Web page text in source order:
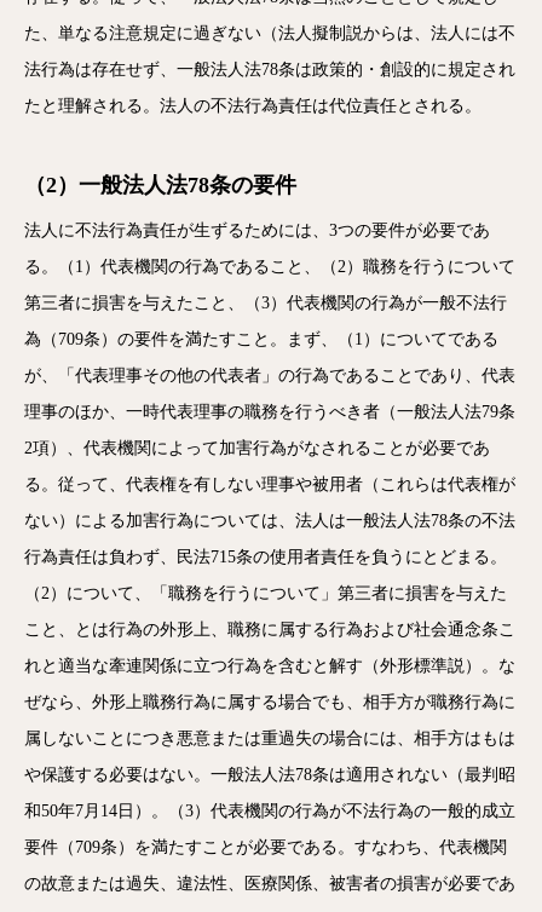
た、単なる注意規定に過ぎない（法人擬制説からは、法人には不
法行為は存在せず、一般法人法78条は政策的・創設的に規定され
たと理解される。法人の不法行為責任は代位責任とされる。
（2）一般法人法78条の要件
法人に不法行為責任が生ずるためには、3つの要件が必要であ
る。（1）代表機関の行為であること、（2）職務を行うについて
第三者に損害を与えたこと、（3）代表機関の行為が一般不法行
為（709条）の要件を満たすこと。まず、（1）についてである
が、「代表理事その他の代表者」の行為であることであり、代表
理事のほか、一時代表理事の職務を行うべき者（一般法人法79条
2項）、代表機関によって加害行為がなされることが必要であ
る。従って、代表権を有しない理事や被用者（これらは代表権が
ない）による加害行為については、法人は一般法人法78条の不法
行為責任は負わず、民法715条の使用者責任を負うにとどまる。
（2）について、「職務を行うについて」第三者に損害を与えた
こと、とは行為の外形上、職務に属する行為および社会通念条こ
れと適当な牽連関係に立つ行為を含むと解す（外形標準説）。な
ぜなら、外形上職務行為に属する場合でも、相手方が職務行為に
属しないことにつき悪意または重過失の場合には、相手方はもは
や保護する必要はない。一般法人法78条は適用されない（最判昭
和50年7月14日）。（3）代表機関の行為が不法行為の一般的成立
要件（709条）を満たすことが必要である。すなわち、代表機関
の故意または過失、違法性、医療関係、被害者の損害が必要であ